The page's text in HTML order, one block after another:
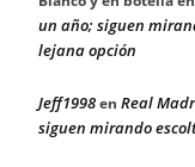
un año; siguen
lejana opción
Jeff1998en Real
siguen mirando